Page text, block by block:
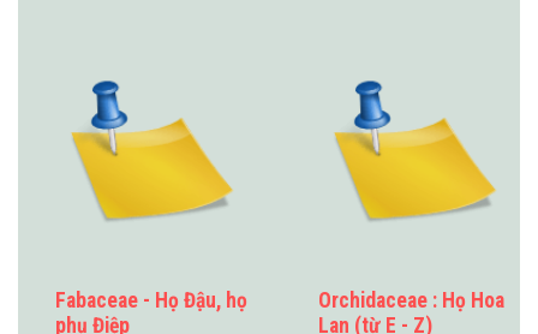
Fabaceae - Họ Đậu, họ
phụ Điệp
Orchidaceae : Họ Hoa
Lan (từ E - Z)